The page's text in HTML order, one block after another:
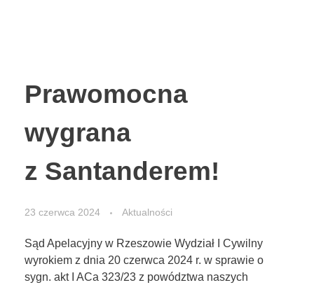
Prawomocna
wygrana
z Santanderem!
23 czerwca 2024 Aktualności
Sąd Apelacyjny w Rzeszowie Wydział I Cywilny
wyrokiem z dnia 20 czerwca 2024 r. w sprawie o
sygn. akt I ACa 323/23 z powództwa naszych